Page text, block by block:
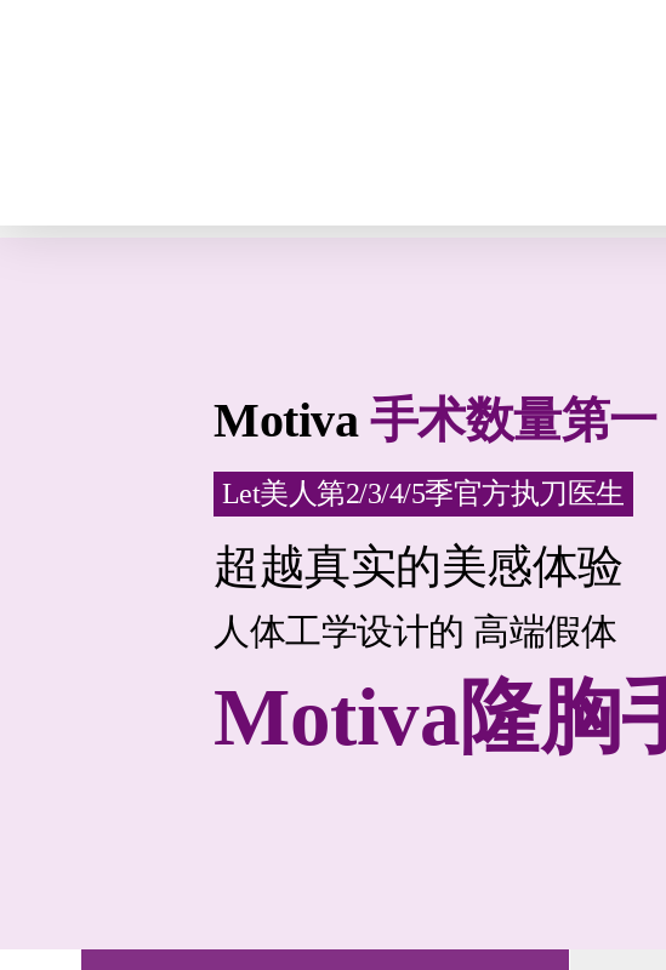
Motiva 手术数量第一
Let美人第2/3/4/5季官方执刀医生
超越真实的美感体验
人体工学设计的 高端假体
Motiva隆胸